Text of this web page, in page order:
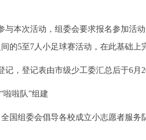
本次活动，组委会要求报名参加活动
的5至7人小足球赛活动，在此基础
，登记表由市级少工委汇总后于6月
啦队”组建
组委会倡导各校成立小志愿者服务